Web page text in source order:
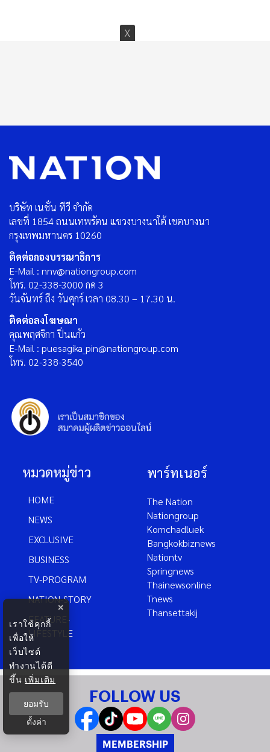
บริษัท เนชั่น ทีวี จำกัด
เลขที่ 1854 ถนนเทพรัตน แขวงบางนาใต้ เขตบางนา
กรุงเทพมหานคร 10260
ติดต่อกองบรรณาธิการ
E-Mail : nnv@nationgroup.com
โทร. 02-338-3000 กด 3
วันจันทร์ ถึง วันศุกร์ เวลา 08.30 – 17.30 น.
ติดต่อลงโฆษณา
คุณพฤศจิกา ปิ่นแก้ว
E-Mail : puesagika_pin@nationgroup.com
โทร. 02-338-3540
หมวดหมู่ข่าว
HOME
NEWS
EXCLUSIVE
BUSINESS
TV-PROGRAM
NATION-STORY
FEATURE-
LIFESTYLE
พาร์ทเนอร์
The Nation
Nationgroup
Komchadluek
Bangkokbiznews
Nationtv
Springnews
Thainewsonline
Tnews
Thansettakij
FOLLOW US
MEMBERSHIP
×
เราใช้คุกกี้
เพื่อให้
เว็บไซต์
ทำงานได้ดี
ขึ้น เพิ่มเติม
ยอมรับ
ตั้งค่า